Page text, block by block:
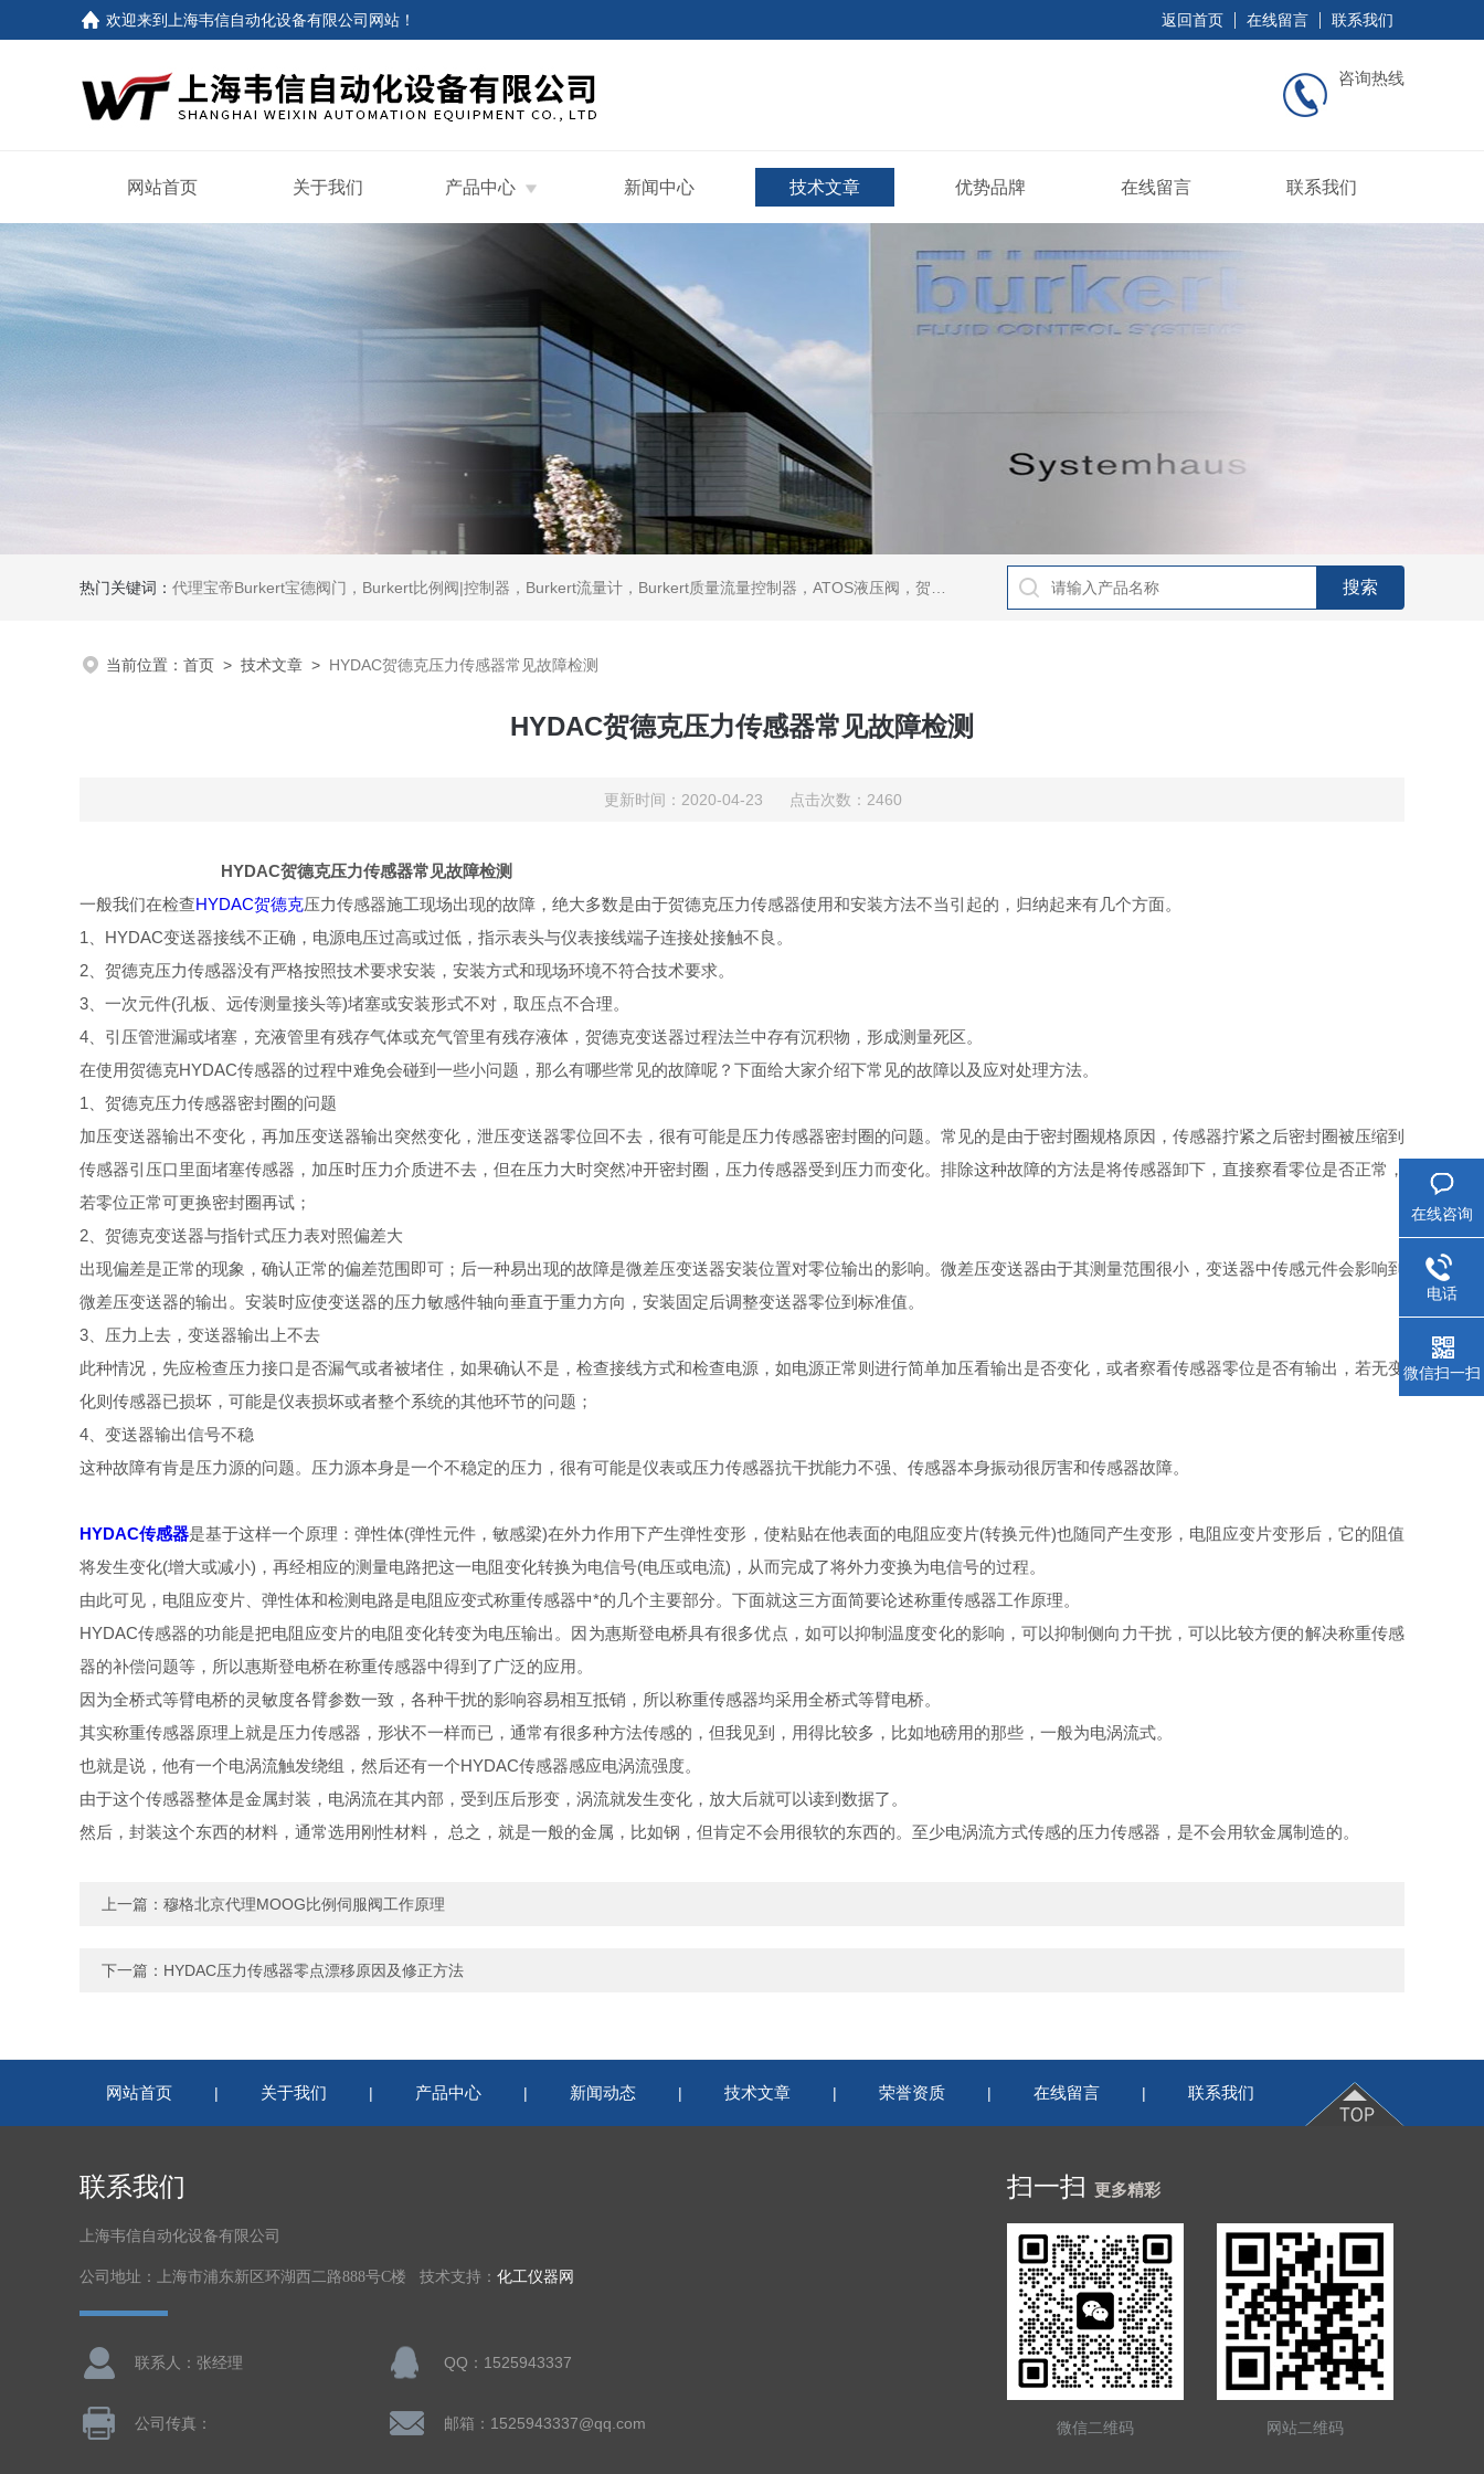
欢迎来到 上海韦信自动化设备有限公司网站 ！ 返回首页 在线留言 联系我们
咨询热线
网站首页 关于我们 产品中心 新闻中心 技术文章 优势品牌 在线留言 联系我们
热门关键词： 代理宝帝Burkert宝德阀门，Burkert比例阀|控制器，Burkert流量计，Burkert质量流量控制器，ATOS液压阀，贺德克HYDAC传感器，ASCO电磁阀，ASCO阀门，REXROTH力士乐阀泵，安沃驰Aventics电磁阀|气缸，Samson萨姆森定位器
当前位置： 首页 > 技术文章 > HYDAC贺德克压力传感器常见故障检测
HYDAC贺德克压力传感器常见故障检测
更新时间：2020-04-23 点击次数：2460
HYDAC贺德克压力传感器常见故障检测
一般我们在检查HYDAC贺德克压力传感器施工现场出现的故障，绝大多数是由于贺德克压力传感器使用和安装方法不当引起的，归纳起来有几个方面。
1、HYDAC变送器接线不正确，电源电压过高或过低，指示表头与仪表接线端子连接处接触不良。
2、贺德克压力传感器没有严格按照技术要求安装，安装方式和现场环境不符合技术要求。
3、一次元件(孔板、远传测量接头等)堵塞或安装形式不对，取压点不合理。
4、引压管泄漏或堵塞，充液管里有残存气体或充气管里有残存液体，贺德克变送器过程法兰中存有沉积物，形成测量死区。
在使用贺德克HYDAC传感器的过程中难免会碰到一些小问题，那么有哪些常见的故障呢？下面给大家介绍下常见的故障以及应对处理方法。
1、贺德克压力传感器密封圈的问题
加压变送器输出不变化，再加压变送器输出突然变化，泄压变送器零位回不去，很有可能是压力传感器密封圈的问题。常见的是由于密封圈规格原因，传感器拧紧之后密封圈被压缩到
传感器引压口里面堵塞传感器，加压时压力介质进不去，但在压力大时突然冲开密封圈，压力传感器受到压力而变化。排除这种故障的方法是将传感器卸下，直接察看零位是否正常，
若零位正常可更换密封圈再试；
2、贺德克变送器与指针式压力表对照偏差大
出现偏差是正常的现象，确认正常的偏差范围即可；后一种易出现的故障是微差压变送器安装位置对零位输出的影响。微差压变送器由于其测量范围很小，变送器中传感元件会影响到
微差压变送器的输出。安装时应使变送器的压力敏感件轴向垂直于重力方向，安装固定后调整变送器零位到标准值。
3、压力上去，变送器输出上不去
此种情况，先应检查压力接口是否漏气或者被堵住，如果确认不是，检查接线方式和检查电源，如电源正常则进行简单加压看输出是否变化，或者察看传感器零位是否有输出，若无变
化则传感器已损坏，可能是仪表损坏或者整个系统的其他环节的问题；
4、变送器输出信号不稳
这种故障有肯是压力源的问题。压力源本身是一个不稳定的压力，很有可能是仪表或压力传感器抗干扰能力不强、传感器本身振动很厉害和传感器故障。
HYDAC传感器是基于这样一个原理：弹性体(弹性元件，敏感梁)在外力作用下产生弹性变形，使粘贴在他表面的电阻应变片(转换元件)也随同产生变形，电阻应变片变形后，它的阻值
将发生变化(增大或减小)，再经相应的测量电路把这一电阻变化转换为电信号(电压或电流)，从而完成了将外力变换为电信号的过程。
由此可见，电阻应变片、弹性体和检测电路是电阻应变式称重传感器中*的几个主要部分。下面就这三方面简要论述称重传感器工作原理。
HYDAC传感器的功能是把电阻应变片的电阻变化转变为电压输出。因为惠斯登电桥具有很多优点，如可以抑制温度变化的影响，可以抑制侧向力干扰，可以比较方便的解决称重传感
器的补偿问题等，所以惠斯登电桥在称重传感器中得到了广泛的应用。
因为全桥式等臂电桥的灵敏度各臂参数一致，各种干扰的影响容易相互抵销，所以称重传感器均采用全桥式等臂电桥。
其实称重传感器原理上就是压力传感器，形状不一样而已，通常有很多种方法传感的，但我见到，用得比较多，比如地磅用的那些，一般为电涡流式。
也就是说，他有一个电涡流触发绕组，然后还有一个HYDAC传感器感应电涡流强度。
由于这个传感器整体是金属封装，电涡流在其内部，受到压后形变，涡流就发生变化，放大后就可以读到数据了。
然后，封装这个东西的材料，通常选用刚性材料， 总之，就是一般的金属，比如钢，但肯定不会用很软的东西的。至少电涡流方式传感的压力传感器，是不会用软金属制造的。
上一篇： 穆格北京代理MOOG比例伺服阀工作原理
下一篇： HYDAC压力传感器零点漂移原因及修正方法
网站首页 | 关于我们 | 产品中心 | 新闻动态 | 技术文章 | 荣誉资质 | 在线留言 | 联系我们
联系我们
上海韦信自动化设备有限公司
公司地址：上海市浦东新区环湖西二路888号C楼 技术支持： 化工仪器网
联系人：张经理 QQ：1525943337
公司传真： 邮箱：1525943337@qq.com
扫一扫 更多精彩
微信二维码 网站二维码
在线咨询
电话
微信扫一扫